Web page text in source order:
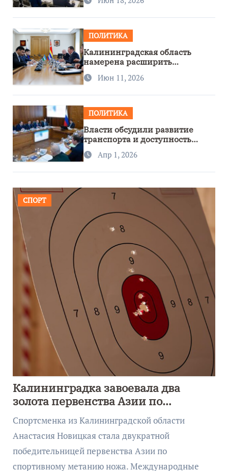
ПОЛИТИКА
Калининградская область
намерена расширить
сотрудничество с Узбекистаном
Июн 11, 2026
ПОЛИТИКА
Власти обсудили развитие
транспорта и доступность
региона
Апр 1, 2026
СПОРТ
Калининградка завоевала два
золота первенства Азии по
метанию ножа
Спортсменка из Калининградской области
Анастасия Новицкая стала двукратной
победительницей первенства Азии по
спортивному метанию ножа. Международные